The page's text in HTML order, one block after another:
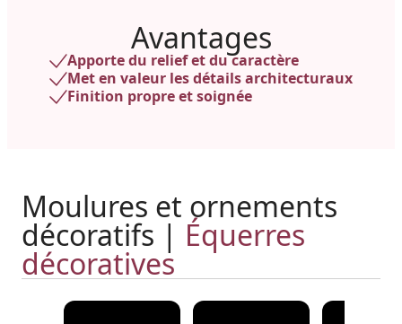
Avantages
Apporte du relief et du caractère
Met en valeur les détails architecturaux
Finition propre et soignée
Moulures et ornements
décoratifs | Équerres
décoratives